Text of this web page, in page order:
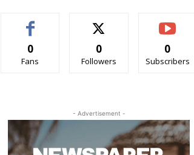
0
Fans
0
Followers
0
Subscribers
- Advertisement -